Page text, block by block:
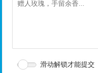
滑动解锁才能提交